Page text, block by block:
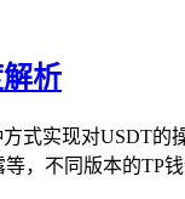
析
式实现对USDT
，不同版本的TP